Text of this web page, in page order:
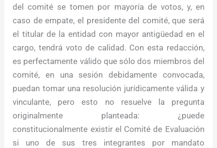
del comité se tomen por mayoría de votos, y, en
caso de empate, el presidente del comité, que será
el titular de la entidad con mayor antigüedad en el
cargo, tendrá voto de calidad. Con esta redacción,
es perfectamente válido que sólo dos miembros del
comité, en una sesión debidamente convocada,
puedan tomar una resolución jurídicamente válida y
vinculante, pero esto no resuelve la pregunta
originalmente planteada: ¿puede
constitucionalmente existir el Comité de Evaluación
si uno de sus tres integrantes por mandato